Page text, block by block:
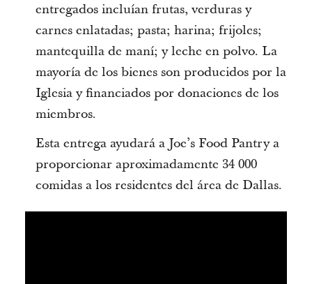
entregados incluían frutas, verduras y
carnes enlatadas; pasta; harina; frijoles;
mantequilla de maní; y leche en polvo. La
mayoría de los bienes son producidos por la
Iglesia y financiados por donaciones de los
miembros.
Esta entrega ayudará a Joe’s Food Pantry a
proporcionar aproximadamente 34 000
comidas a los residentes del área de Dallas.